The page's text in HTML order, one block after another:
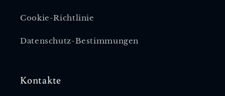
Cookie-Richtlinie
Datenschutz-Bestimmungen
Kontakte